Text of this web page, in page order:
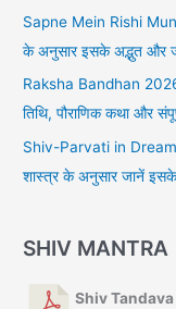
Sapne Mein Rishi
के अनुसार इसके अद्भुत और
Raksha Bandhan
तिथि, पौराणिक कथा और
Shiv-Parvati in Dream :
शास्त्र के अनुसार जानें
SHIV MANTRA
Shiv Tandava